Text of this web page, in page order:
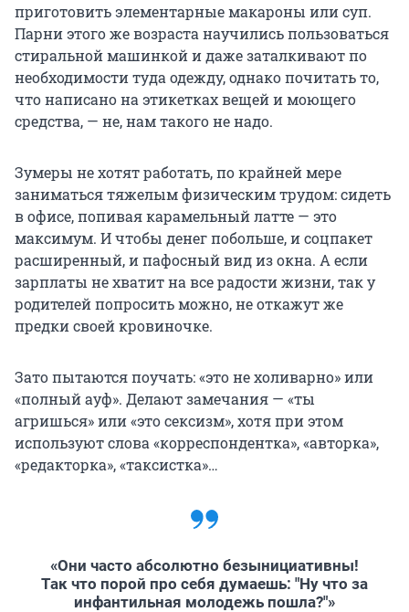
приготовить элементарные макароны или суп.
Парни этого же возраста научились пользоваться
стиральной машинкой и даже заталкивают по
необходимости туда одежду, однако почитать то,
что написано на этикетках вещей и моющего
средства, — не, нам такого не надо.
Зумеры не хотят работать, по крайней мере
заниматься тяжелым физическим трудом: сидеть
в офисе, попивая карамельный латте — это
максимум. И чтобы денег побольше, и соцпакет
расширенный, и пафосный вид из окна. А если
зарплаты не хватит на все радости жизни, так у
родителей попросить можно, не откажут же
предки своей кровиночке.
Зато пытаются поучать: «это не холиварно» или
«полный ауф». Делают замечания — «ты
агришься» или «это сексизм», хотя при этом
используют слова «корреспондентка», «авторка»,
«редакторка», «таксистка»…
«Они часто абсолютно безынициативны!
Так что порой про себя думаешь: "Ну что за
инфантильная молодежь пошла?"»